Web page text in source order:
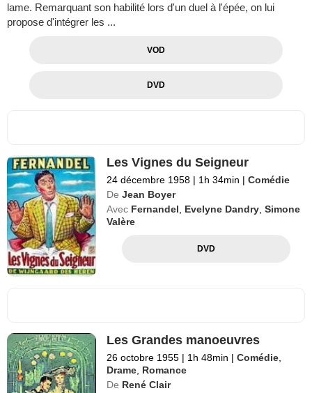
lame. Remarquant son habilité lors d'un duel à l'épée, on lui
propose d'intégrer les ...
VOD
DVD
Les Vignes du Seigneur
24 décembre 1958 | 1h 34min | Comédie
De Jean Boyer
Avec Fernandel Evelyne Dandry ,Simone
Valère
DVD
Les Grandes manoeuvres
26 octobre 1955 | 1h 48min | Comédie,
Drame, Romance
De René Clair